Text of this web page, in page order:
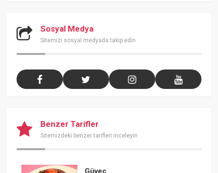
Sosyal Medya
Sitemizi sosyal medyada takip edin
Benzer Tarifler
Sitemizdeki benzer tarifleri inceleyin
Güveç